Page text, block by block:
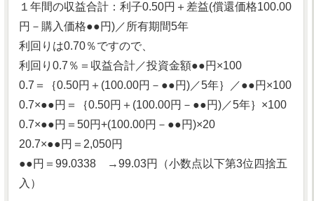
１年間の収益合計：利子0.50円＋差益(償還価格100.00
円－購入価格●●円)／所有期間5年
利回りは0.70％ですので、
利回り0.7％＝収益合計／投資金額●●円×100
0.7＝｛0.50円＋(100.00円－●●円)／5年｝／●●円×100
0.7×●●円＝｛0.50円＋(100.00円－●●円)／5年｝×100
0.7×●●円＝50円+(100.00円－●●円)×20
20.7×●●円＝2,050円
●●円＝99.0338 →99.03円（小数点以下第3位四捨五
入）